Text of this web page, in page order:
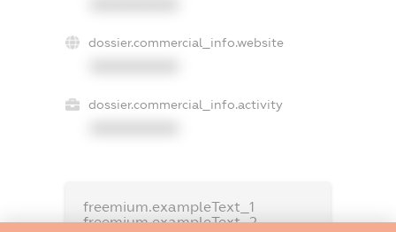
dossier.commercial_info.website
dossier.commercial_info.activity
freemium.exampleText_1
freemium.exampleText_2